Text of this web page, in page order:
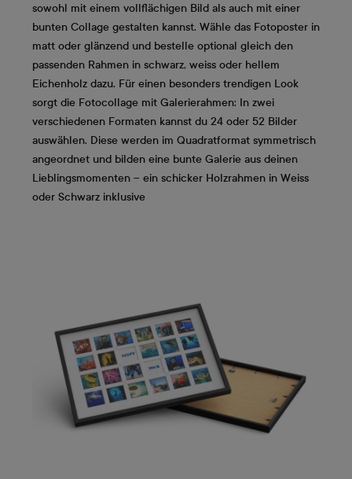
sowohl mit einem vollflächigen Bild als auch mit einer
bunten Collage gestalten kannst. Wähle das Fotoposter in
matt oder glänzend und bestelle optional gleich den
passenden Rahmen in schwarz, weiss oder hellem
Eichenholz dazu. Für einen besonders trendigen Look
sorgt die Fotocollage mit Galerierahmen: In zwei
verschiedenen Formaten kannst du 24 oder 52 Bilder
auswählen. Diese werden im Quadratformat symmetrisch
angeordnet und bilden eine bunte Galerie aus deinen
Lieblingsmomenten – ein schicker Holzrahmen in Weiss
oder Schwarz inklusive